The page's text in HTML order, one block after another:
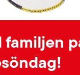
familjen